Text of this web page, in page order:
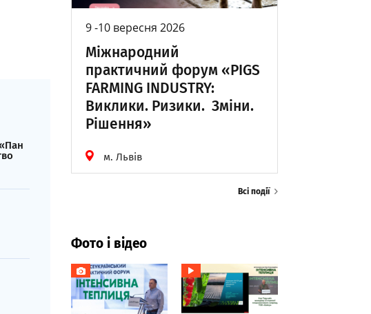
9 -10 вересня 2026
Міжнародний
практичний форум «PIGS
FARMING INDUSTRY:
Виклики. Ризики. Зміни.
Рішення»
м. Львів
Всі події
Фото і відео